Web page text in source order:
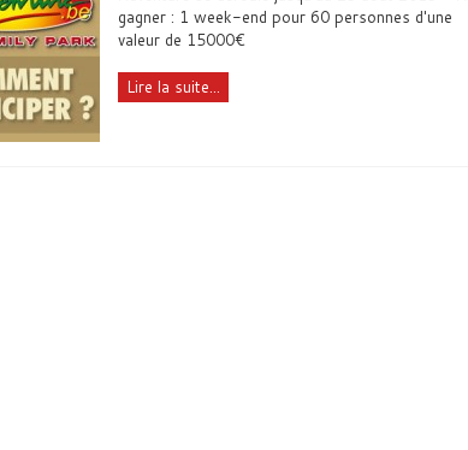
gagner : 1 week-end pour 60 personnes d'une
valeur de 15000€
Lire la suite...